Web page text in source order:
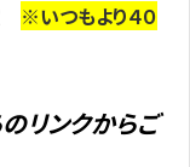
※いつもより４０
リンクからご